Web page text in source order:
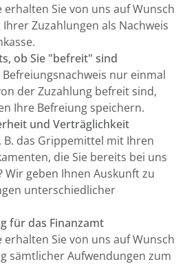
erhalten Sie von uns auf Wunsch
Zuzahlungen als Nachweis
ob Sie "befreit" sind
Befreiungsnachweis nur einmal
der Zuzahlung befreit sind,
Ihre Befreiung speichern.
und Verträglichkeit
B. das Grippemittel mit Ihren
die Sie bereits bei uns
Wir geben Ihnen Auskunft zu
unterschiedlicher
für das Finanzamt
erhalten Sie von uns auf Wunsch
sämtlicher Aufwendungen zum